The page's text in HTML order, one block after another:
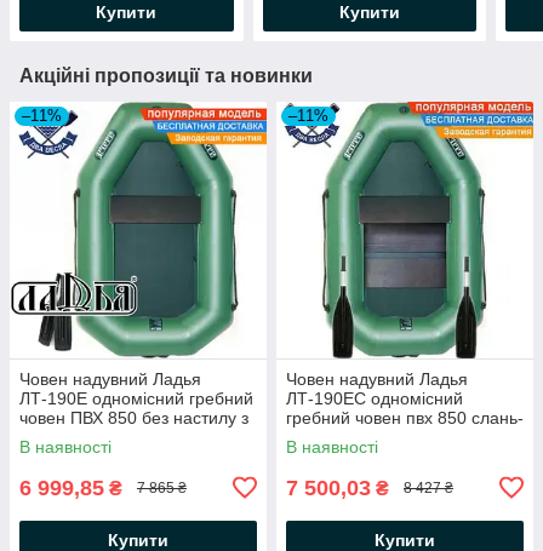
Купити Купити
Акційні пропозиції та новинки
–11%
Човен надувний Ладья
ЛТ-190Е одномісний гребний
човен ПВХ 850 без настилу з
гребками і зсувним сидінням
В наявності
6 999,85 ₴ 7 865 ₴
Купити
–11%
Човен надувний Ладья
ЛТ-190ЕС одномісний
гребний човен пвх 850 слань-
килимок гребки пересувне
сидіння
В наявності
7 500,03 ₴ 8 427 ₴
Купити